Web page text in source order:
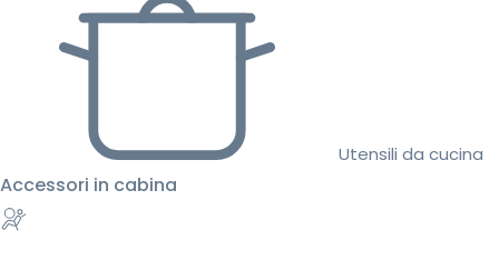
Utensili da cucina
Accessori in cabina